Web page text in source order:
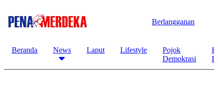
Berlangganan
Beranda News Laput Lifestyle
Pojok
Demokrasi